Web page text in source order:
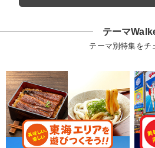
テーマ
テーマ別特集をチ